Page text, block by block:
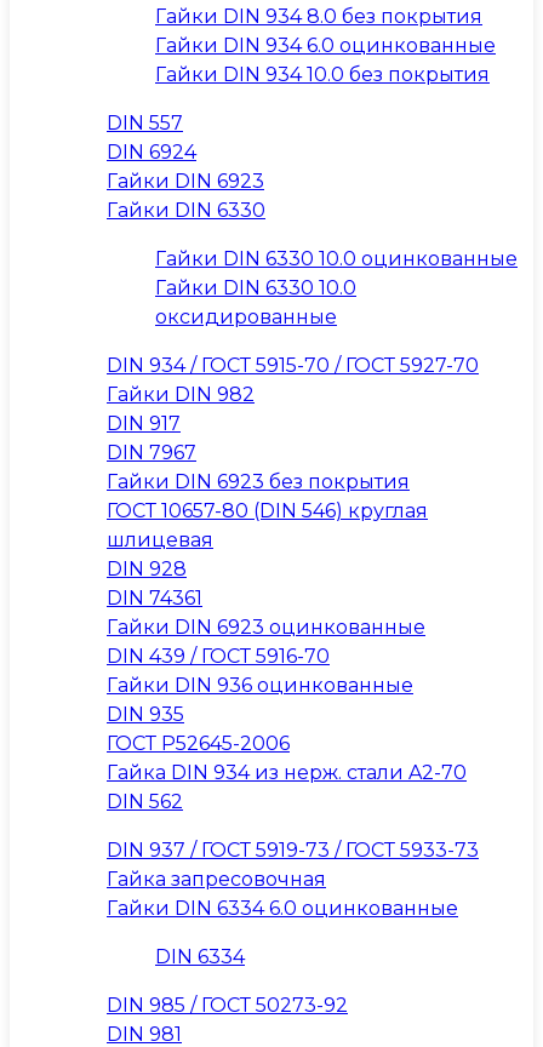
Гайки DIN 934 8.0 без покрытия
Гайки DIN 934 6.0 оцинкованные
Гайки DIN 934 10.0 без покрытия
DIN 557
DIN 6924
Гайки DIN 6923
Гайки DIN 6330
Гайки DIN 6330 10.0 оцинкованные
Гайки DIN 6330 10.0
оксидированные
DIN 934 / ГОСТ 5915-70 / ГОСТ 5927-70
Гайки DIN 982
DIN 917
DIN 7967
Гайки DIN 6923 без покрытия
ГОСТ 10657-80 (DIN 546) круглая
шлицевая
DIN 928
DIN 74361
Гайки DIN 6923 оцинкованные
DIN 439 / ГОСТ 5916-70
Гайки DIN 936 оцинкованные
DIN 935
ГОСТ Р52645-2006
Гайка DIN 934 из нерж. стали A2-70
DIN 562
DIN 937 / ГОСТ 5919-73 / ГОСТ 5933-73
Гайка запресовочная
Гайки DIN 6334 6.0 оцинкованные
DIN 6334
DIN 985 / ГОСТ 50273-92
DIN 981